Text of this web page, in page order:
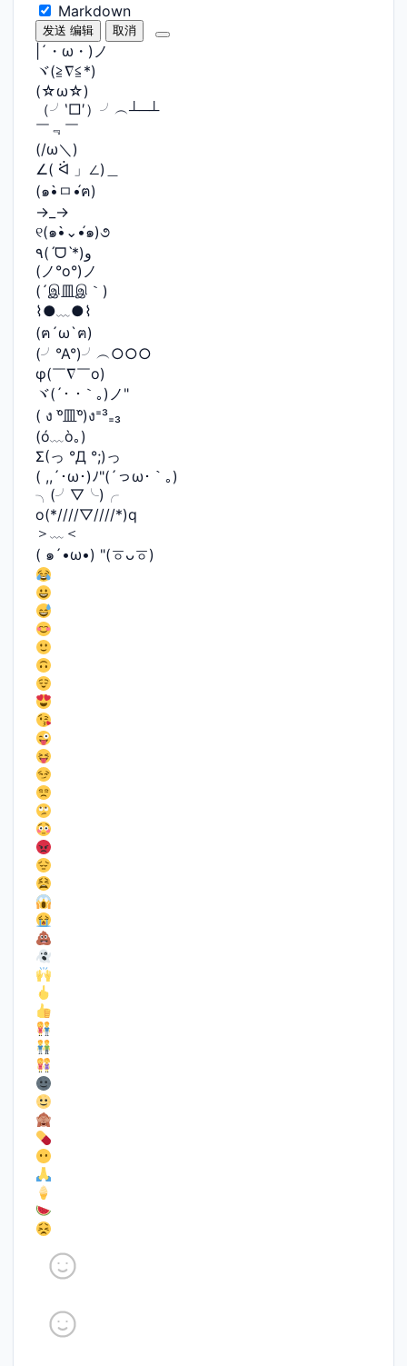
Markdown
发送 编辑 取消
|´・ω・)ノ
ヾ(≧∇≦*)ゝ
(☆ω☆)
（╯‵□′）╯︵┴─┴
￣﹃￣
(/ω＼)
∠( ᐛ 」∠)＿
(๑•̀ㅁ•́ฅ)
→_→
୧(๑•̀⌄•́๑)૭
٩(ˊᗜˋ*)و
(ノ°ο°)ノ
(´இ皿இ｀)
⌇●﹏●⌇
(ฅ´ω`ฅ)
(╯°A°)╯︵○○○
φ(￣∇￣o)
ヾ(´･ ･｀｡)ノ"
( ง ᵒ̌皿ᵒ̌)ง⁼³₌₃
(ó﹏ò｡)
Σ(っ °Д °;)っ
( ,,´･ω･)ﾉ"(´っω･｀｡)
╮(╯▽╰)╭
o(*////▽////*)q
＞﹏＜
( ๑´•ω•) "(ㆆᴗㆆ)